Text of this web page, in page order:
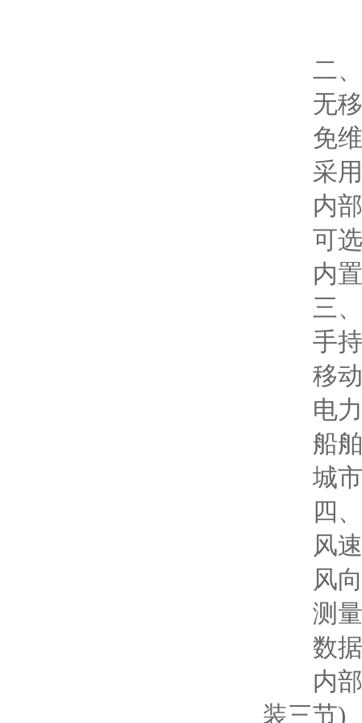
二、
无移
免维
采用
内部
可选
内置
三、
手持
移动
电力
船舶
城市
四、
风速：
风向：
测量
数据
内部
装三节)